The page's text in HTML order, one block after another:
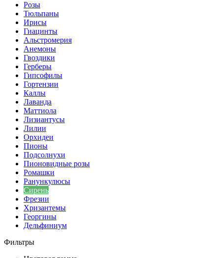
АВТОРСКИЕ БУКЕТЫ
БУКЕТЫ РОЗ
ГОРШЕЧНЫЕ РАСТЕНИЯ
IRIS.HOME
Розы
Тюльпаны
Ирисы
Гиацинты
Альстромерия
Анемоны
Гвоздики
Герберы
Гипсофилы
Гортензии
Каллы
Лаванда
Маттиола
Лизиантусы
Лилии
Орхидеи
Пионы
Подсолнухи
Пионовидные розы
Ромашки
Ранункулюсы
Сирень
Фрезии
Хризантемы
Георгины
Дельфиниум
Фильтры